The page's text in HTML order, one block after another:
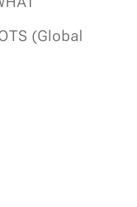
(Global